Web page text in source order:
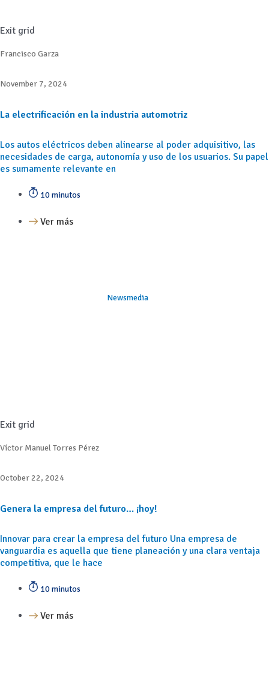
Exit grid
Francisco Garza
November 7, 2024
La electrificación en la industria automotriz
Los autos eléctricos deben alinearse al poder adquisitivo, las
necesidades de carga, autonomía y uso de los usuarios. Su papel
es sumamente relevante en
10 minutos
Ver más
Newsmedia
Exit grid
Víctor Manuel Torres Pérez
October 22, 2024
Genera la empresa del futuro… ¡hoy!
Innovar para crear la empresa del futuro Una empresa de
vanguardia es aquella que tiene planeación y una clara ventaja
competitiva, que le hace
10 minutos
Ver más